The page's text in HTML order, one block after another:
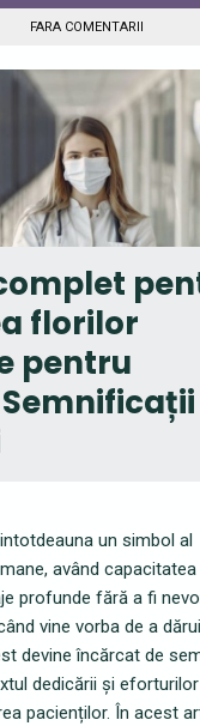
FARA COMENTARII
florilor
pentru
un simbol al
având capacitatea
profunde fără a fi
vine vorba de a
devine încărcat de
dedicării și
pacienților. În acest